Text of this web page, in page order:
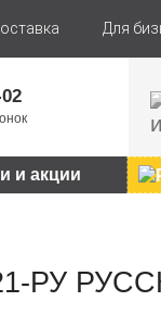
Для
и акции
РУ